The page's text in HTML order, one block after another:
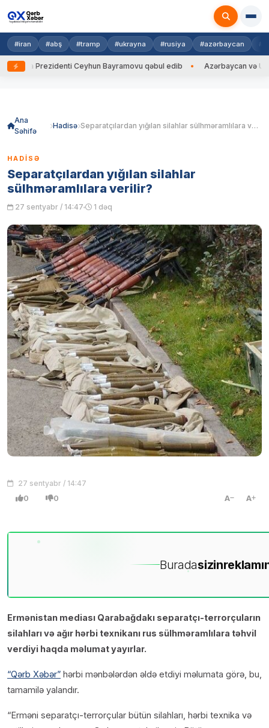
#iran #abş #tramp #ukrayna #rusiya #azərbaycan
Prezidenti Ceyhun Bayramovu qəbul edib Azərbaycan və
Ana
Səhifə
Hadisə Separatçılardan yığılan silahlar sülhməramlılara verilir?
HADISƏ
Separatçılardan yığılan silahlar
sülhməramlılara verilir?
27 sentyabr / 14:47 1 dəq
27 sentyabr / 14:47
0 0 A A
Buradasizin
Ermənistan mediası Qarabağdakı separatçı-terrorçuların
silahları və ağır hərbi texnikanı rus sülhməramlılara təhvil
verdiyi haqda məlumat yayırlar.
“Qərb Xəbər” hərbi mənbələrdən əldə etdiyi məlumata görə, bu,
tamamilə yalandır.
“Erməni separatçı-terrorçular bütün silahları, hərbi texnika və